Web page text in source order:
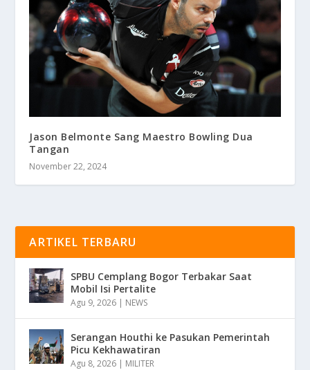
Jason Belmonte Sang Maestro Bowling Dua
Tangan
November 22, 2024
ARTIKEL TERBARU
SPBU Cemplang Bogor Terbakar Saat
Mobil Isi Pertalite
Agu 9, 2026 | NEWS
Serangan Houthi ke Pasukan Pemerintah
Picu Kekhawatiran
Agu 8, 2026 | MILITER